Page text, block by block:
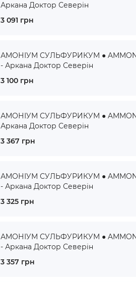
Аркана Доктор Северін
3 091 грн
АМОНІУМ СУЛЬФУРИКУМ ●
- Аркана Доктор Северін
3 100 грн
АМОНІУМ СУЛЬФУРИКУМ ●
Аркана Доктор Северін
3 367 грн
АМОНІУМ СУЛЬФУРИКУМ ●
- Аркана Доктор Северін
3 325 грн
АМОНІУМ СУЛЬФУРИКУМ ●
- Аркана Доктор Северін
3 357 грн